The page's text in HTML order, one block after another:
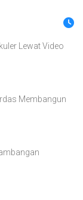
Lewat Video
Membangun